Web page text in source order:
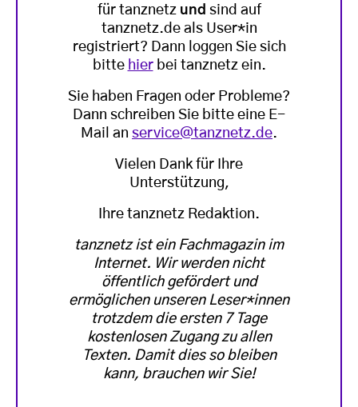
für tanznetz und sind auf
tanznetz.de als User*in
registriert? Dann loggen Sie sich
bitte hierbei tanznetz ein.
Sie haben Fragen oder Probleme?
Dann schreiben Sie bitte eine E-
Mail an service@tanznetz.de.
Vielen Dank für Ihre
Unterstützung,
Ihre tanznetz Redaktion.
tanznetz ist ein Fachmagazin im
Internet. Wir werden nicht
öffentlich gefördert und
ermöglichen unseren Leser*innen
trotzdem die ersten 7 Tage
kostenlosen Zugang zu allen
Texten. Damit dies so bleiben
kann, brauchen wir Sie!